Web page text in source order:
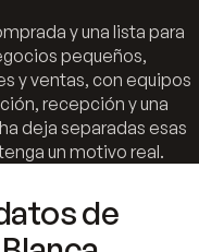
y una lista para
pequeños,
y ventas, con equipos
recepción y una
deja separadas esas
un motivo real.
de